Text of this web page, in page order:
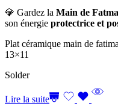
💎 Gardez la Main de
son énergie protectrice et
Plat céramique main de fatima
13×11
Solder
Lire la suite